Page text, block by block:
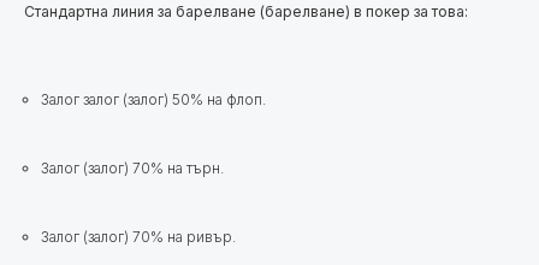
Стандартна линия за барелване (барелване) в покер за това:
Залог залог (залог) 50% на флоп.
Залог (залог) 70% на търн.
Залог (залог) 70% на ривър.